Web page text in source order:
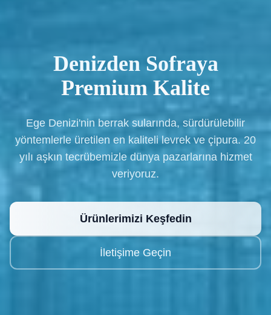
Denizden Sofraya
Premium Kalite
Ege Denizi'nin berrak sularında, sürdürülebilir
yöntemlerle üretilen en kaliteli levrek ve çipura. 20
yılı aşkın tecrübemizle dünya pazarlarına hizmet
veriyoruz.
Ürünlerimizi Keşfedin
İletişime Geçin